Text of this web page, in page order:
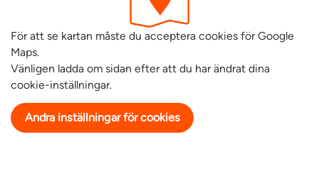
För att se kartan måste du acceptera cookies för Google
Maps.
Vänligen ladda om sidan efter att du har ändrat dina
cookie-inställningar.
Andra inställningar för cookies